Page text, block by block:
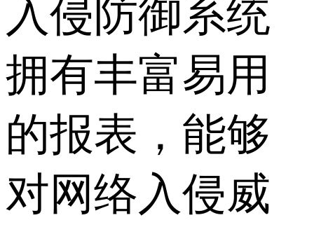
入侵防御系统
拥有丰富易用
的报表，能够
对网络入侵威